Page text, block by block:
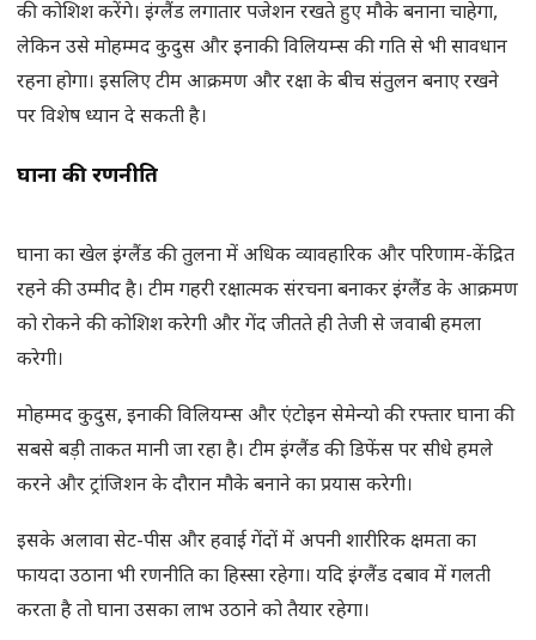
की कोशिश करेंगे। इंग्लैंड लगातार पजेशन रखते हुए मौके बनाना चाहेगा,
लेकिन उसे मोहम्मद कुदुस और इनाकी विलियम्स की गति से भी सावधान
रहना होगा। इसलिए टीम आक्रमण और रक्षा के बीच संतुलन बनाए रखने
पर विशेष ध्यान दे सकती है।
घाना की रणनीति
घाना का खेल इंग्लैंड की तुलना में अधिक व्यावहारिक और परिणाम-केंद्रित
रहने की उम्मीद है। टीम गहरी रक्षात्मक संरचना बनाकर इंग्लैंड के आक्रमण
को रोकने की कोशिश करेगी और गेंद जीतते ही तेजी से जवाबी हमला
करेगी।
मोहम्मद कुदुस, इनाकी विलियम्स और एंटोइन सेमेन्यो की रफ्तार घाना की
सबसे बड़ी ताकत मानी जा रहा है। टीम इंग्लैंड की डिफेंस पर सीधे हमले
करने और ट्रांजिशन के दौरान मौके बनाने का प्रयास करेगी।
इसके अलावा सेट-पीस और हवाई गेंदों में अपनी शारीरिक क्षमता का
फायदा उठाना भी रणनीति का हिस्सा रहेगा। यदि इंग्लैंड दबाव में गलती
करता है तो घाना उसका लाभ उठाने को तैयार रहेगा।